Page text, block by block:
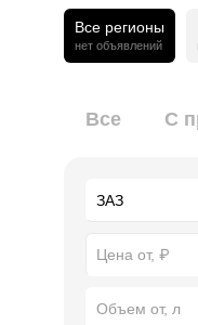
Все регионы
нет объявлений
Все С
Объем от, л